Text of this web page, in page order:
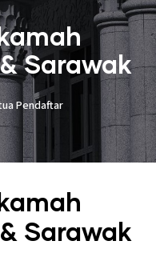
Sarawak
Pendaftar
Sarawak